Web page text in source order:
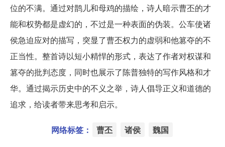
位的不满。通过对鹊儿和母鸡的描绘，诗人暗示曹丕的才
能和权势都是虚幻的，不过是一种表面的伪装。公车使诸
侯急迫应对的描写，突显了曹丕权力的虚弱和他篡夺的不
正当性。整首诗以短小精悍的形式，表达了作者对权谋和
篡夺的批判态度，同时也展示了陈普独特的写作风格和才
华。通过揭示历史中的不义之举，诗人倡导正义和道德的
追求，给读者带来思考和启示。
网络标签： 曹丕 诸侯 魏国